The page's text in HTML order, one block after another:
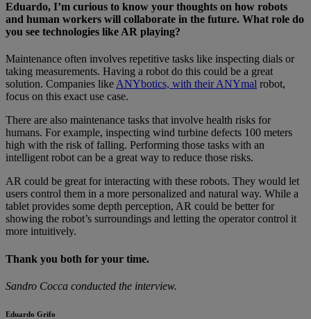
Eduardo, I’m curious to know your thoughts on how robots
and human workers will collaborate in the future. What role do
you see technologies like AR playing?
Maintenance often involves repetitive tasks like inspecting dials or
taking measurements. Having a robot do this could be a great
solution. Companies likeANYbotics, with their ANYmal robot,
focus on this exact use case.
There are also maintenance tasks that involve health risks for
humans. For example, inspecting wind turbine defects 100 meters
high with the risk of falling. Performing those tasks with an
intelligent robot can be a great way to reduce those risks.
AR could be great for interacting with these robots. They would let
users control them in a more personalized and natural way. While a
tablet provides some depth perception, AR could be better for
showing the robot’s surroundings and letting the operator control it
more intuitively.
Thank you both for your time.
Sandro Cocca conducted the interview.
Eduardo Grifo